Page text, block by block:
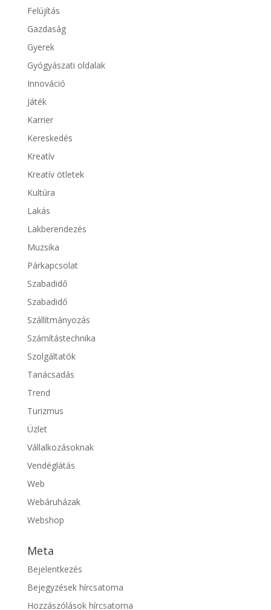
Felújítás
Gazdaság
Gyerek
Gyógyászati oldalak
Innováció
Játék
Karrier
Kereskedés
Kreatív
Kreatív ötletek
Kultúra
Lakás
Lakberendezés
Muzsika
Párkapcsolat
Szabadidő
Szabadidő
Szállítmányozás
Számítástechnika
Szolgáltatók
Tanácsadás
Trend
Turizmus
Üzlet
Vállalkozásoknak
Vendéglátás
Web
Webáruházak
Webshop
Meta
Bejelentkezés
Bejegyzések hírcsatorna
Hozzászólások hírcsatorna